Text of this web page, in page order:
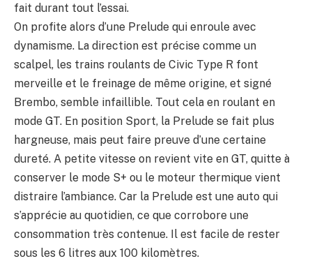
fait durant tout l’essai.
On profite alors d’une Prelude qui enroule avec
dynamisme. La direction est précise comme un
scalpel, les trains roulants de Civic Type R font
merveille et le freinage de même origine, et signé
Brembo, semble infaillible. Tout cela en roulant en
mode GT. En position Sport, la Prelude se fait plus
hargneuse, mais peut faire preuve d’une certaine
dureté. A petite vitesse on revient vite en GT, quitte à
conserver le mode S+ ou le moteur thermique vient
distraire l’ambiance. Car la Prelude est une auto qui
s’apprécie au quotidien, ce que corrobore une
consommation très contenue. Il est facile de rester
sous les 6 litres aux 100 kilomètres.